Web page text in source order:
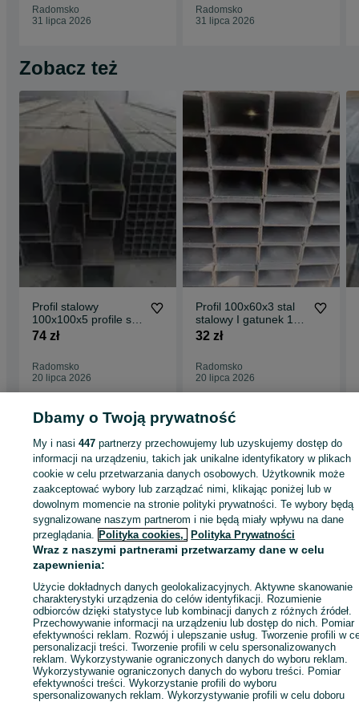
Radomsko
31 lipca 2026
Radomsko
31 lipca 2026
Zobacz też
Profil stalowy
100x100x5 profile stal
I gatunek 100
74 zł
Radomsko
20 lipca 2026
Profil 100x60x3 stal
stalowy I gatunek 100
60 3 sztangi 6mb 6
32 zł
Radomsko
20 lipca 2026
Strona główna Budowa i Remont Pozostałe Pozostałe - Łódzkie
- Radomsko
KATEGORIA
ID:945284334 Wyświetlenia:
Zadzwoń / SMS Wyślij wiadomość
Dbamy o Twoją prywatność
My i nasi447 partnerzy przechowujemy lub uzyskujemy dostęp do
informacji na urządzeniu, takich jak unikalne identyfikatory w plikach
cookie w celu przetwarzania danych osobowych. Użytkownik może
zaakceptować wybory lub zarządzać nimi, klikając poniżej lub w
dowolnym momencie na stronie polityki prywatności. Te wybory będą
sygnalizowane naszym partnerom i nie będą miały wpływu na dane
przeglądania. Polityka cookies, Polityka Prywatności
Wraz z naszymi partnerami przetwarzamy dane w celu
zapewnienia:
Użycie dokładnych danych geolokalizacyjnych. Aktywne skanowanie
charakterystyki urządzenia do celów identyfikacji. Rozumienie
odbiorców dzięki statystyce lub kombinacji danych z różnych źródeł.
Przechowywanie informacji na urządzeniu lub dostęp do nich. Pomiar
efektywności reklam. Rozwój i ulepszanie usług. Tworzenie profili w
personalizacji treści. Tworzenie profili w celu spersonalizowanych
reklam. Wykorzystywanie ograniczonych danych do wyboru reklam.
Wykorzystywanie ograniczonych danych do wyboru treści. Pomiar
efektywności treści. Wykorzystanie profili do wyboru
spersonalizowanych reklam. Wykorzystywanie profili w celu doboru